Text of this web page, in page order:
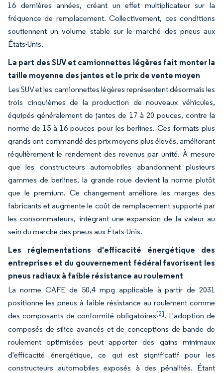
16 dernières années, créant un effet multiplicateur sur la
fréquence de remplacement. Collectivement, ces conditions
soutiennent un volume stable sur le marché des pneus aux
États-Unis.
La part des SUV et camionnettes légères fait monter la
taille moyenne des jantes et le prix de vente moyen
Les SUV et les camionnettes légères représentent désormais les
trois cinquièmes de la production de nouveaux véhicules,
équipés généralement de jantes de 17 à 20 pouces, contre la
norme de 15 à 16 pouces pour les berlines. Ces formats plus
grands ont commandé des prix moyens plus élevés, améliorant
régulièrement le rendement des revenus par unité. À mesure
que les constructeurs automobiles abandonnent plusieurs
gammes de berlines, la grande roue devient la norme plutôt
que le premium. Ce changement améliore les marges des
fabricants et augmente le coût de remplacement supporté par
les consommateurs, intégrant une expansion de la valeur au
sein du marché des pneus aux États-Unis.
Les réglementations d'efficacité énergétique des
entreprises et du gouvernement fédéral favorisent les
pneus radiaux à faible résistance au roulement
La norme CAFE de 50,4 mpg applicable à partir de 2031
positionne les pneus à faible résistance au roulement comme
des composants de conformité obligatoires[2]. L'adoption de
composés de silice avancés et de conceptions de bande de
roulement optimisées peut apporter des gains minimaux
d'efficacité énergétique, ce qui est significatif pour les
constructeurs automobiles exposés à des pénalités. Étant